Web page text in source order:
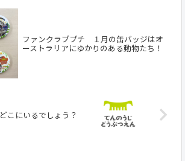
ファンクラブプチ １月の缶バッジはオ
ーストラリアにゆかりのある動物たち！
どこにいるでしょう？